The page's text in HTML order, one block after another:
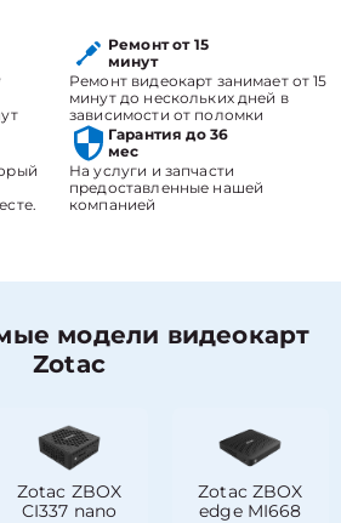
Ремонт от 15
минут
Ремонт видеокарт занимает от 15
минут до нескольких дней в
зависимости от поломки
Гарантия до 36
мес
На услуги и запчасти
предоставленные нашей
компанией
модели видеокарт
Zotac
Zotac ZBOX
CI337 nano
Zotac ZBOX
edge MI668